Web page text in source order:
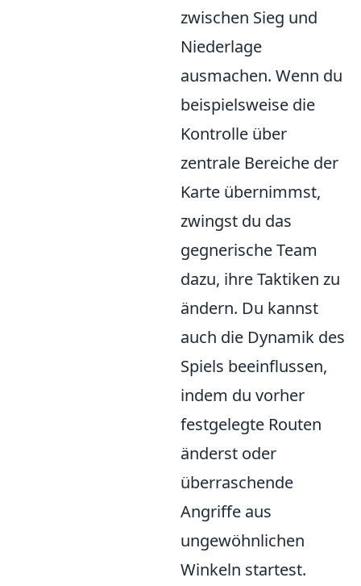
zwischen Sieg und
Niederlage
ausmachen. Wenn du
beispielsweise die
Kontrolle über
zentrale Bereiche der
Karte übernimmst,
zwingst du das
gegnerische Team
dazu, ihre Taktiken zu
ändern. Du kannst
auch die Dynamik des
Spiels beeinflussen,
indem du vorher
festgelegte Routen
änderst oder
überraschende
Angriffe aus
ungewöhnlichen
Winkeln startest.